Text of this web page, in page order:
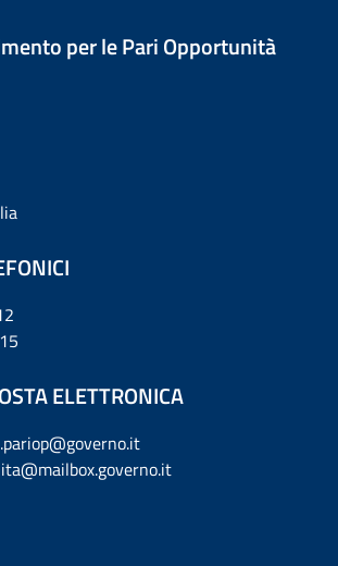
per le Pari Opportunità
ELETTRONICA